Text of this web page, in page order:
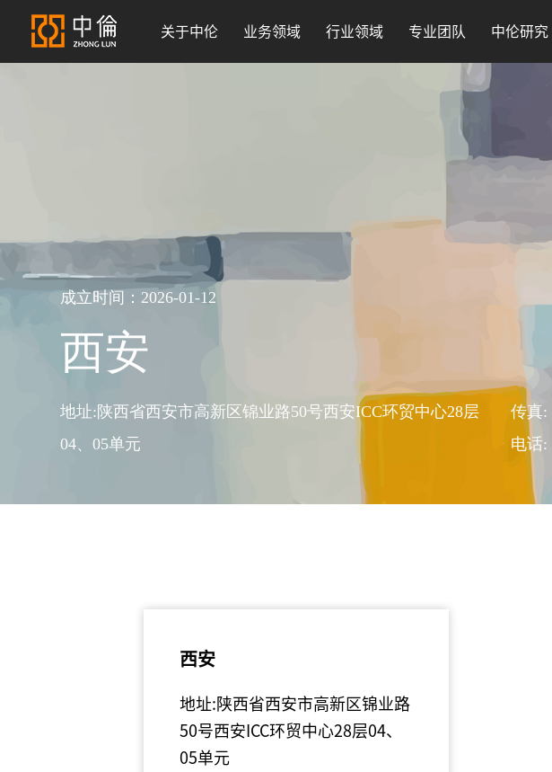
关于中伦 业务领域 行业领域 专业团队 中伦研究
成立时间：2026-01-12
西安
地址:陕西省西安市高新区锦业路50号西安ICC环贸中心28层
04、05单元
传真:
电话:
西安
地址:陕西省西安市高新区锦业路
50号西安ICC环贸中心28层04、
05单元